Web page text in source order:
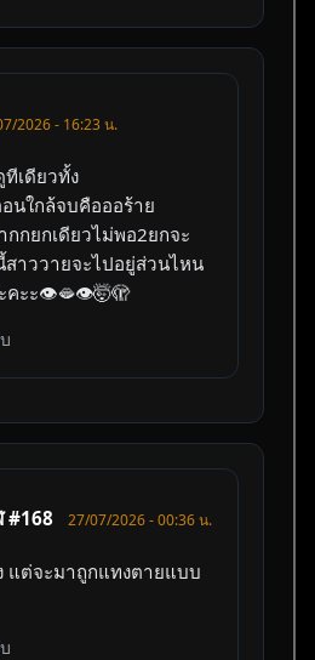
2026 - 16:23 น.
เดียวทั้ง
นใกล้จบคือออร้าย
กยกเดียวไม่พอ2ยกจะ
าววายจะไปอยู่ส่วนไหน
คะะ👁️🫦👁️🤯🫣
#168 27/07/2026 - 00:36 น.
แต่จะมาถูกแทงตายแบบ